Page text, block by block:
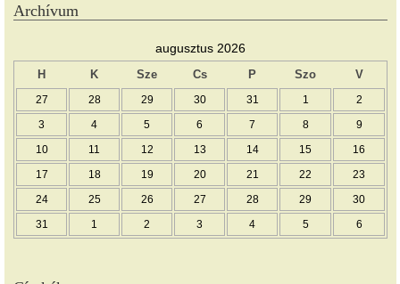
Archívum
augusztus 2026
H K Sze Cs P Szo V
27 28 29 30 31 1 2
3 4 5 6 7 8 9
10 11 12 13 14 15 16
17 18 19 20 21 22 23
24 25 26 27 28 29 30
31 1 2 3 4 5 6